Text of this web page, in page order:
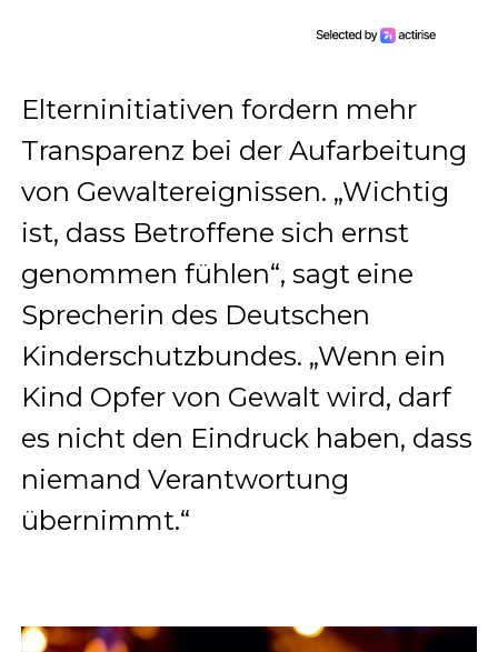
Elterninitiativen fordern mehr
Transparenz bei der Aufarbeitung
von Gewaltereignissen. „Wichtig
ist, dass Betroffene sich ernst
genommen fühlen“, sagt eine
Sprecherin des Deutschen
Kinderschutzbundes. „Wenn ein
Kind Opfer von Gewalt wird, darf
es nicht den Eindruck haben, dass
niemand Verantwortung
übernimmt.“